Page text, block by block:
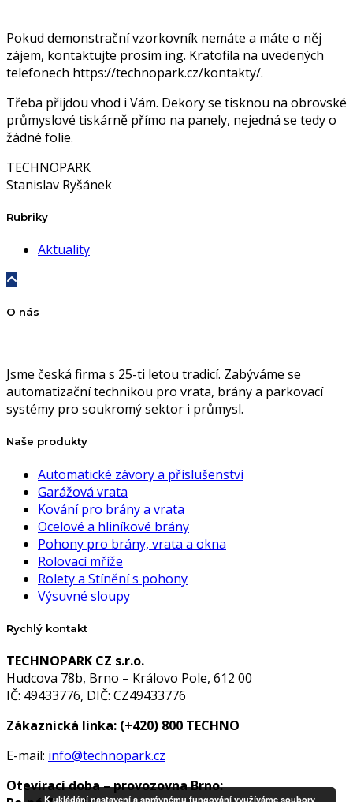
Pokud demonstrační vzorkovník nemáte a máte o něj
zájem, kontaktujte prosím ing. Kratofila na uvedených
telefonech https://technopark.cz/kontakty/.
Třeba přijdou vhod i Vám. Dekory se tisknou na obrovské
průmyslové tiskárně přímo na panely, nejedná se tedy o
žádné folie.
TECHNOPARK
Stanislav Ryšánek
Rubriky
Aktuality
O nás
Jsme česká firma s 25-ti letou tradicí. Zabýváme se
automatizační technikou pro vrata, brány a parkovací
systémy pro soukromý sektor i průmysl.
Naše produkty
Automatické závory a příslušenství
Garážová vrata
Kování pro brány a vrata
Ocelové a hliníkové brány
Pohony pro brány, vrata a okna
Rolovací mříže
Rolety a Stínění s pohony
Výsuvné sloupy
Rychlý kontakt
TECHNOPARK CZ s.r.o.
Hudcova 78b, Brno – Královo Pole, 612 00
IČ: 49433776, DIČ: CZ49433776
Zákaznická linka: (+420) 800 TECHNO
E-mail: info@technopark.cz
Otevírací doba – provozovna Brno:
K ukládání nastavení a správnému fungování využíváme soubory